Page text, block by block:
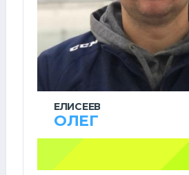
ЕЛИСЕЕВ
ОЛЕГ